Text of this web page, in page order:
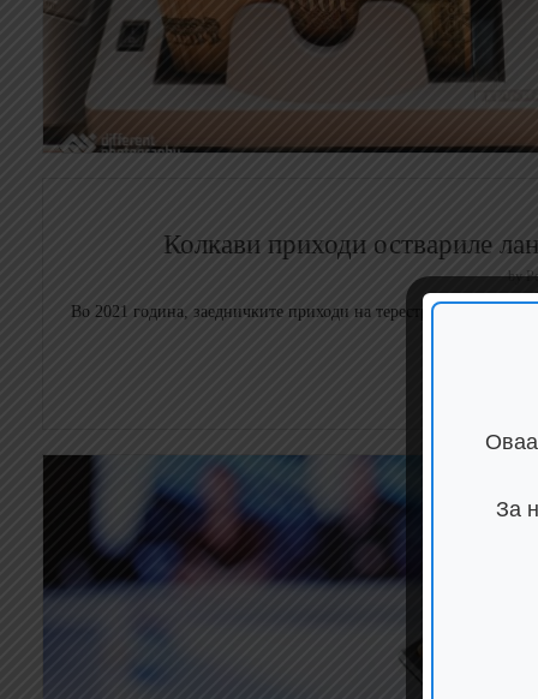
Колкави приходи оствариле
by
Во 2021 година, заедничките приходи на терестријалните
Оваа
За